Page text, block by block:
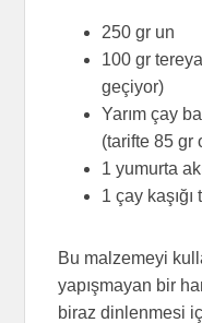
250 gr un
100 gr
geçiyor)
Yarım çay
(tarifte 85 gr
1 yumurta
1 çay kaşığı
Bu malzemeyi
yapışmayan bir
biraz dinlenmesi